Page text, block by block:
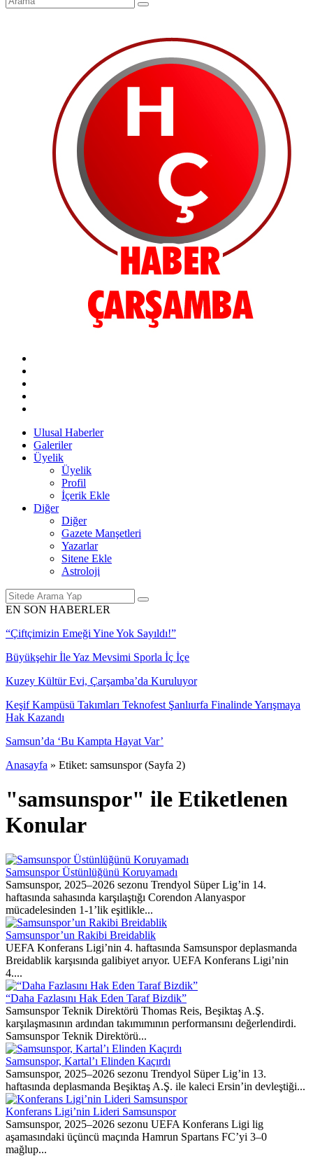
Ulusal Haberler
Galeriler
Üyelik
Üyelik
Profil
İçerik Ekle
Diğer
Diğer
Gazete Manşetleri
Yazarlar
Sitene Ekle
Astroloji
EN SON HABERLER
“Çiftçimizin Emeği Yine Yok Sayıldı!”
Büyükşehir İle Yaz Mevsimi Sporla İç İçe
Kuzey Kültür Evi, Çarşamba’da Kuruluyor
Keşif Kampüsü Takımları Teknofest Şanlıurfa Finalinde Yarışmaya
Hak Kazandı
Samsun’da ‘Bu Kampta Hayat Var’
Anasayfa » Etiket: samsunspor(Sayfa 2)
"samsunspor" ile Etiketlenen
Konular
Samsunspor Üstünlüğünü Koruyamadı
Samsunspor, 2025–2026 sezonu Trendyol Süper Lig’in 14.
haftasında sahasında karşılaştığı Corendon Alanyaspor
mücadelesinden 1-1’lik eşitlikle...
Samsunspor’un Rakibi Breidablik
UEFA Konferans Ligi’nin 4. haftasında Samsunspor deplasmanda
Breidablik karşısında galibiyet arıyor. UEFA Konferans Ligi’nin
4....
“Daha Fazlasını Hak Eden Taraf Bizdik”
Samsunspor Teknik Direktörü Thomas Reis, Beşiktaş A.Ş.
karşılaşmasının ardından takımımının performansını değerlendirdi.
Samsunspor Teknik Direktörü...
Samsunspor, Kartal’ı Elinden Kaçırdı
Samsunspor, 2025–2026 sezonu Trendyol Süper Lig’in 13.
haftasında deplasmanda Beşiktaş A.Ş. ile kaleci Ersin’in devleştiği...
Konferans Ligi’nin Lideri Samsunspor
Samsunspor, 2025–2026 sezonu UEFA Konferans Ligi lig
aşamasındaki üçüncü maçında Hamrun Spartans FC’yi 3–0
mağlup...